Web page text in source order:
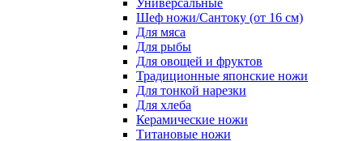
Шеф ножи/Сантоку (от 16 см)
Для мяса
Для рыбы
Для овощей и фруктов
Традиционные японские ножи
Для тонкой нарезки
Для хлеба
Керамические ножи
Титановые ножи